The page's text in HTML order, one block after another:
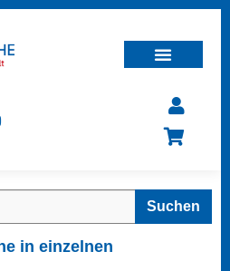
Suchen
in einzelnen